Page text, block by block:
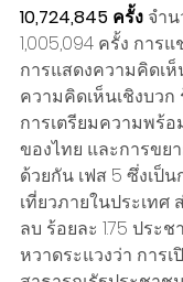
10,724,845 ครั้ง จำ
1,005,094 ครั้ง การแ
การแสดงความคิดเห็
ความคิดเห็นเชิงบว
การเตรียมความพร้อ
ของไทย และการขยา
ด้วยกัน เฟส 5 ซึ่งเป็
เที่ยวภายในประเทศ
ลบ ร้อยละ 1.75 ประ
หวาดระแวงว่า การ